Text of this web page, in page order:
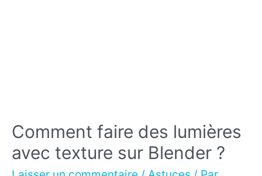
Comment faire des lumières
avec texture sur Blender ?